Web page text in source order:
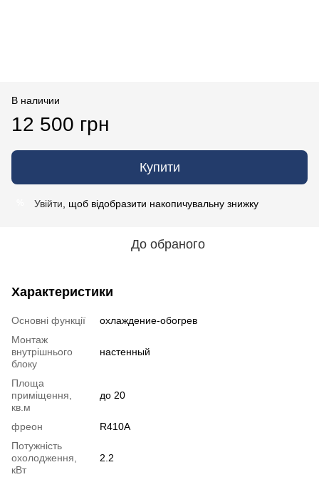
В наличии
12 500 грн
Купити
Увійти , щоб відобразити накопичувальну знижку
До обраного
Характеристики
Основні функції
охлаждение-обогрев
Монтаж
внутрішнього
блоку
настенный
Площа
приміщення,
кв.м
до 20
фреон
R410A
Потужність
охолодження,
кВт
2.2